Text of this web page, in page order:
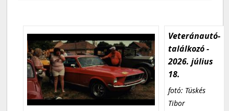
Veteránautó-
találkozó -
2026. július
18.
fotó: Tüskés
Tibor